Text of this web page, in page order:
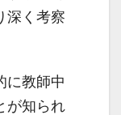
深く考察
に教師中
が知られ